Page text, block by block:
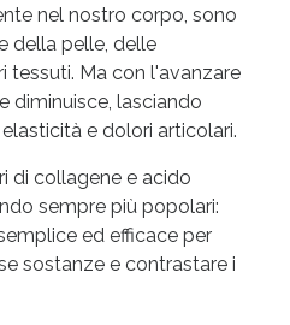
nel nostro corpo, sono
della pelle, delle
tessuti. Ma con l'avanzare
diminuisce, lasciando
e dolori articolari.
di collagene e acido
sempre più popolari:
ed efficace per
sostanze e contrastare i
disponibile oggi!